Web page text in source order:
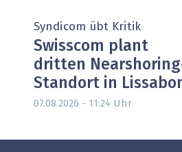
Syndicom übt Kritik
Swisscom plant
dritten
Standort in
07.08.2026 - 11:24 Uhr